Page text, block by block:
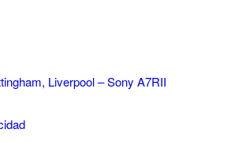
Liverpool – Sony A7RII